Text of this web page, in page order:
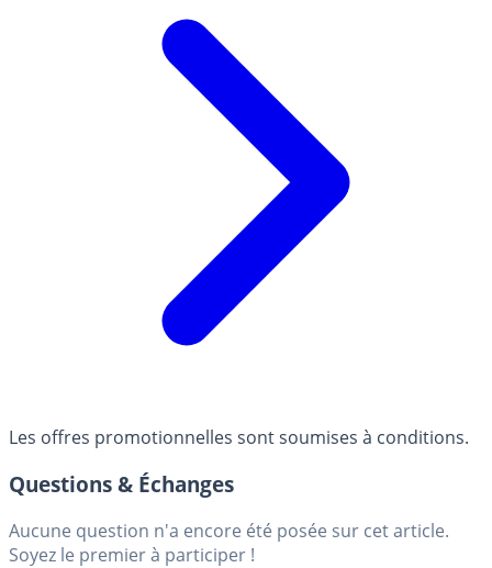
Les offres promotionnelles sont soumises à conditions.
Questions & Échanges
Aucune question n'a encore été posée sur cet article.
Soyez le premier à participer !